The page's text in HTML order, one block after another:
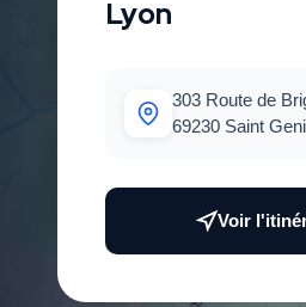
Lyon
303 Route de
69230 Saint
Voir